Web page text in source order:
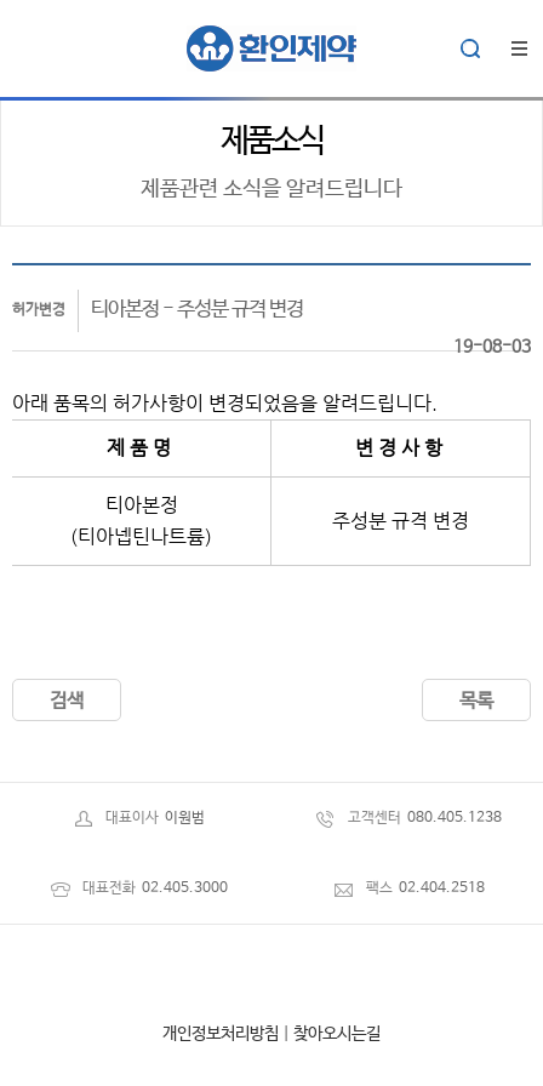
제품소식
제품관련 소식을 알려드립니다
허가변경 티아본정 - 주성분 규격 변경
19-08-03
아래 품목의 허가사항이 변경되었음을 알려드립니다.
제 품 명
변 경 사 항
티아본정
(티아넵틴나트륨)
주성분 규격 변경
검색 목록
대표이사 이원범 고객센터 080.405.1238
대표전화 02.405.3000 팩스 02.404.2518
개인정보처리방침 찾아오시는길